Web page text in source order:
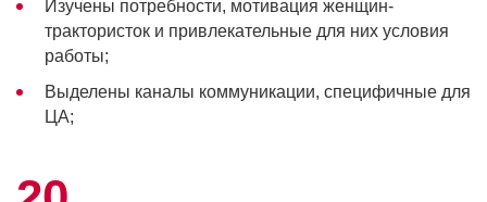
Изучены потребности, мотивация женщин-
трактористок и привлекательные для них условия
работы;
Выделены каналы коммуникации, специфичные для
ЦА;